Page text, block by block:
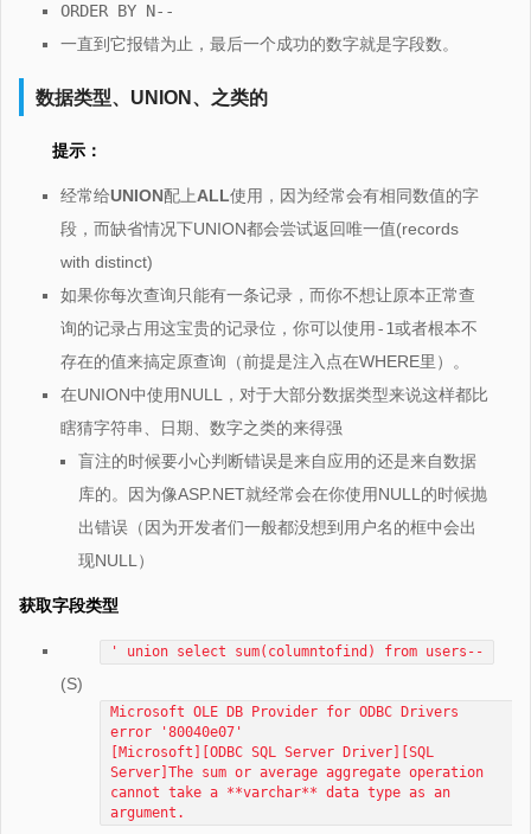
ORDER BY N--
一直到它报错为止，最后一个成功的数字就是字段数。
数据类型、UNION、之类的
提示：
经常给UNION配上ALL使用，因为经常会有相同数值的字
段，而缺省情况下UNION都会尝试返回唯一值(records
with distinct)
如果你每次查询只能有一条记录，而你不想让原本正常查
询的记录占用这宝贵的记录位，你可以使用 -1或者根本不
存在的值来搞定原查询（前提是注入点在WHERE里）。
在UNION中使用NULL，对于大部分数据类型来说这样都比
瞎猜字符串、日期、数字之类的来得强
盲注的时候要小心判断错误是来自应用的还是来自数据
库的。因为像ASP.NET就经常会在你使用NULL的时候抛
出错误（因为开发者们一般都没想到用户名的框中会出
现NULL）
获取字段类型
' union select sum(columntofind) from users--
(S)
Microsoft OLE DB Provider for ODBC Drivers
error '80040e07'
[Microsoft][ODBC SQL Server Driver][SQL
Server]The sum or average aggregate operation
cannot take a **varchar** data type as an
argument.